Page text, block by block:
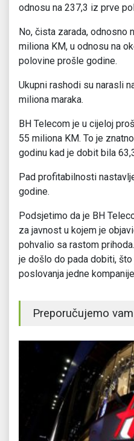
odnosu na 237,3 iz prve
No, čista zarada, odnosno
miliona KM, u odnosu na
polovine prošle godine.
Ukupni rashodi su narasli
miliona maraka.
BH Telecom je u cijeloj
55 miliona KM. To je
godinu kad je dobit bila
Pad profitabilnosti
godine.
Podsjetimo da je BH
za javnost u kojem je
pohvalio sa rastom
je došlo do pada dobiti,
poslovanja jedne
Preporučujemo